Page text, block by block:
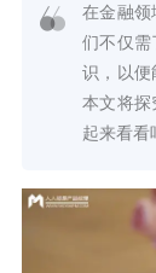
在金融领
们不仅需
识，以便
本文将探
起来看看